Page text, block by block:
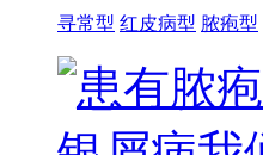
寻常型 红皮病型 脓疱型